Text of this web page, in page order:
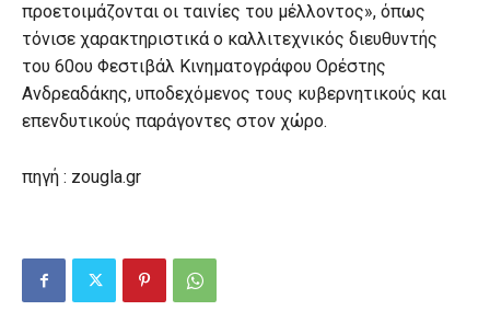
προετοιμάζονται οι ταινίες του μέλλοντος», όπως
τόνισε χαρακτηριστικά ο καλλιτεχνικός διευθυντής
του 60ου Φεστιβάλ Κινηματογράφου Ορέστης
Ανδρεαδάκης, υποδεχόμενος τους κυβερνητικούς και
επενδυτικούς παράγοντες στον χώρο.
πηγή : zougla.gr